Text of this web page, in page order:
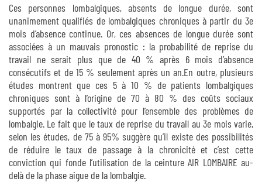
Ces personnes lombalgiques, absents de longue durée, sont
unanimement qualiﬁés de lombalgiques chroniques à partir du 3e
mois d’absence continue. Or, ces absences de longue durée sont
associées à un mauvais pronostic : la probabilité de reprise du
travail ne serait plus que de 40 % après 6 mois d’absence
consécutifs et de 15 % seulement après un an.En outre, plusieurs
études montrent que ces 5 à 10 % de patients lombalgiques
chroniques sont à l’origine de 70 à 80 % des coûts sociaux
supportés par la collectivité pour l’ensemble des problèmes de
lombalgie. Le fait que le taux de reprise du travail au 3e mois varie,
selon les études, de 75 à 95% suggère qu’il existe des possibilités
de réduire le taux de passage à la chronicité et c’est cette
conviction qui fonde l’utilisation de la ceinture AIR LOMBAIRE au-
delà de la phase aigue de la lombalgie.